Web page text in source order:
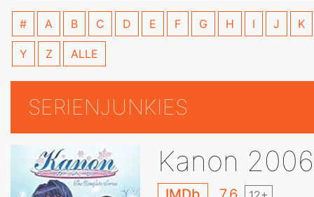
# A B C D E F G H I J K
Y Z ALLE
SERIENJUNKIES
Kanon 2006